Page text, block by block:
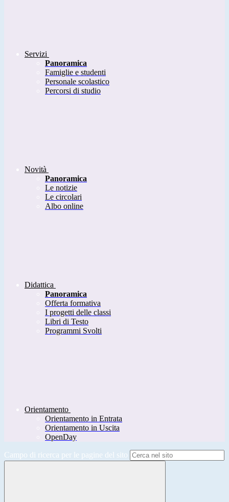
Servizi
Panoramica
Famiglie e studenti
Personale scolastico
Percorsi di studio
Novità
Panoramica
Le notizie
Le circolari
Albo online
Didattica
Panoramica
Offerta formativa
I progetti delle classi
Libri di Testo
Programmi Svolti
Orientamento
Orientamento in Entrata
Orientamento in Uscita
OpenDay
Campo di ricerca per le pagine del sito